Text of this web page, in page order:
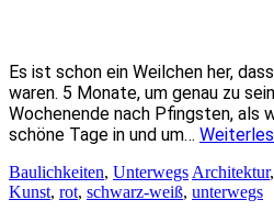
Es ist schon ein Weilchen her,
waren. 5 Monate, um genau zu
Wochenende nach Pfingsten, als
schöne Tage in und um…
Baulichkeiten, Unterwegs Architektur,
Kunst, rot, schwarz-weiß, unterwegs